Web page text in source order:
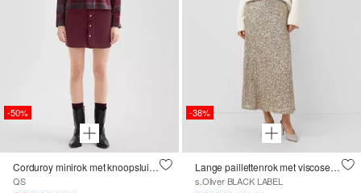
-50%
Corduroy minirok met knoopsluiting
QS
-38%
Lange paillettenrok met viscose voering
s.Oliver BLACK LABEL